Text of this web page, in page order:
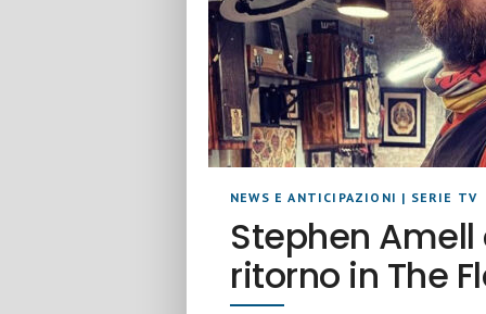
NEWS E ANTICIPAZIONI | SERIE TV
Stephen
ritorno in The